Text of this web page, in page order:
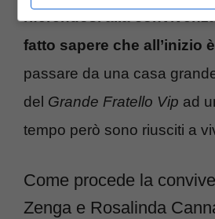
riferendosi alla
fatto sapere che all’inizio
passare da una casa
del Grande Fratello Vip ad
tempo però sono riusciti a
Come procede la
Zenga e Rosalinda